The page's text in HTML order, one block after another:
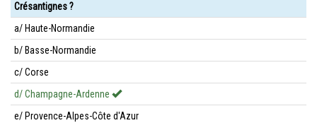
Crésantignes ?
a/ Haute-Normandie
b/ Basse-Normandie
c/ Corse
d/ Champagne-Ardenne
e/ Provence-Alpes-Côte d'Azur